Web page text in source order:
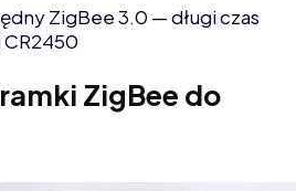
ZigBee 3.0 — długi czas
ZigBee do